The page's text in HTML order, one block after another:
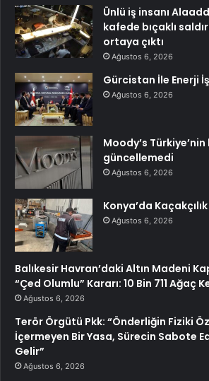
Ünlü iş insanı
kafede bıçaklı
ortaya çıktı
Ağustos 6, 2026
Gürcistan İle Enerji
Ağustos 6, 2026
Moody’s
güncellemedi
Ağustos 6, 2026
Konya’da
Ağustos 6, 2026
Balıkesir Havran’daki Altın Madeni
“Çed Olumlu” Kararı: 10 Bin 711 Ağaç
Ağustos 6, 2026
Terör Örgütü Pkk: “Önderliğin Fiziki
İçermeyen Bir Yasa, Sürecin Sabote
Gelir”
Ağustos 6, 2026